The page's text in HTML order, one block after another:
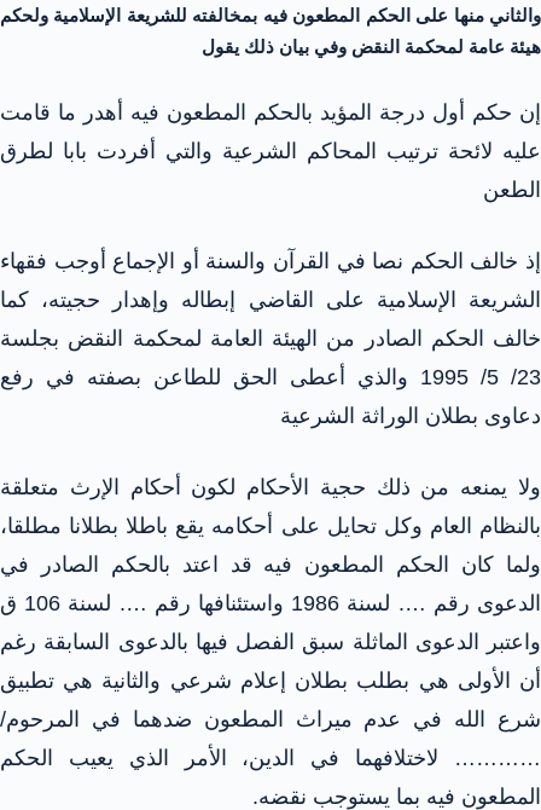
والثاني منها على الحكم المطعون فيه بمخالفته للشريعة الإسلامية ولحكم
هيئة عامة لمحكمة النقض وفي بيان ذلك يقول
إن حكم أول درجة المؤيد بالحكم المطعون فيه أهدر ما قامت
عليه لائحة ترتيب المحاكم الشرعية والتي أفردت بابا لطرق
الطعن
إذ خالف الحكم نصا في القرآن والسنة أو الإجماع أوجب فقهاء
الشريعة الإسلامية على القاضي إبطاله وإهدار حجيته، كما
خالف الحكم الصادر من الهيئة العامة لمحكمة النقض بجلسة
23/ 5/ 1995 والذي أعطى الحق للطاعن بصفته في رفع
دعاوى بطلان الوراثة الشرعية
ولا يمنعه من ذلك حجية الأحكام لكون أحكام الإرث متعلقة
بالنظام العام وكل تحايل على أحكامه يقع باطلا بطلانا مطلقا،
ولما كان الحكم المطعون فيه قد اعتد بالحكم الصادر في
الدعوى رقم …. لسنة 1986 واستئنافها رقم …. لسنة 106 ق
واعتبر الدعوى الماثلة سبق الفصل فيها بالدعوى السابقة رغم
أن الأولى هي بطلب بطلان إعلام شرعي والثانية هي تطبيق
شرع الله في عدم ميراث المطعون ضدهما في المرحوم/
………… لاختلافهما في الدين، الأمر الذي يعيب الحكم
المطعون فيه بما يستوجب نقضه.